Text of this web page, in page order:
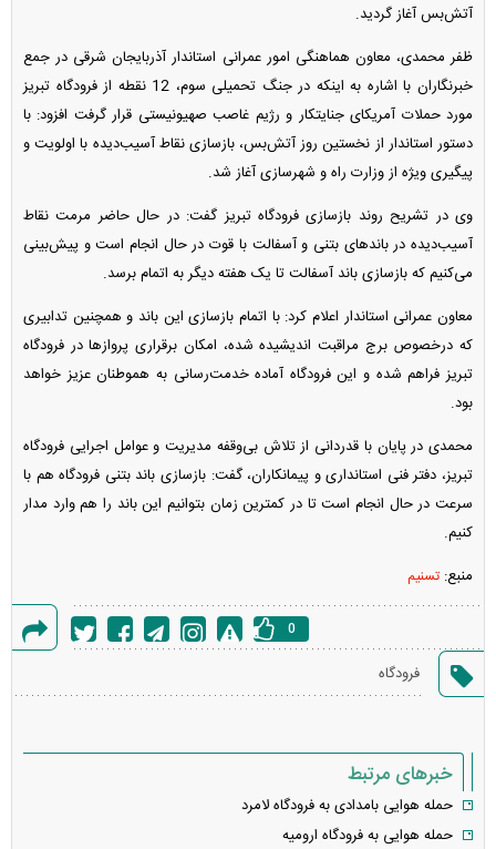
آتش‌بس آغاز گردید.
ظفر محمدی، معاون هماهنگی امور عمرانی استاندار آذربایجان شرقی در جمع
خبرنگاران با اشاره به اینکه در جنگ تحمیلی سوم، 12 نقطه از فرودگاه تبریز
مورد حملات آمریکای جنایتکار و رژیم غاصب صهیونیستی قرار گرفت افزود: با
دستور استاندار از نخستین روز آتش‌بس، بازسازی نقاط آسیب‌دیده با اولویت و
پیگیری ویژه از وزارت راه و شهرسازی آغاز شد.
وی در تشریح روند بازسازی فرودگاه تبریز گفت: در حال حاضر مرمت نقاط
آسیب‌دیده در باندهای بتنی و آسفالت با قوت در حال انجام است و پیش‌بینی
می‌کنیم که بازسازی باند آسفالت تا یک هفته دیگر به اتمام برسد.
معاون عمرانی استاندار اعلام کرد: با اتمام بازسازی این باند و همچنین تدابیری
که درخصوص برج مراقبت اندیشیده شده، امکان برقراری پروازها در فرودگاه
تبریز فراهم شده و این فرودگاه آماده خدمت‌رسانی به هموطنان عزیز خواهد
بود.
محمدی در پایان با قدردانی از تلاش بی‌‌وقفه مدیریت و عوامل اجرایی فرودگاه
تبریز، دفتر فنی استانداری و پیمانکاران، گفت: بازسازی باند بتنی فرودگاه هم با
سرعت در حال انجام است تا در کمترین زمان بتوانیم این باند را هم وارد مدار
کنیم.
منبع: تسنیم
خطا
0
فرودگاه‌
خبرهای مرتبط
حمله هوایی بامدادی به فرودگاه لامرد
حمله هوایی به فرودگاه ارومیه